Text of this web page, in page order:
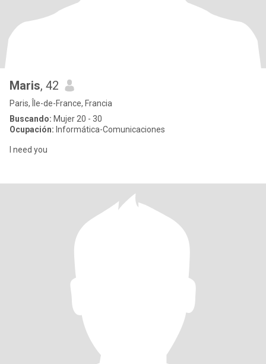
Maris, 42
Paris, Île-de-France, Francia
Buscando: Mujer 20 - 30
Ocupación: Informática-Comunicaciones
I need you